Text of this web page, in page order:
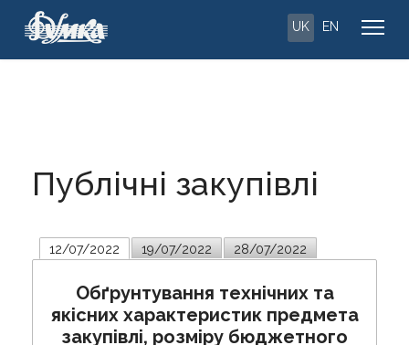
UK EN
Публічні закупівлі
12/07/2022 19/07/2022 28/07/2022
Обґрунтування технічних та
якісних характеристик предмета
закупівлі, розміру бюджетного